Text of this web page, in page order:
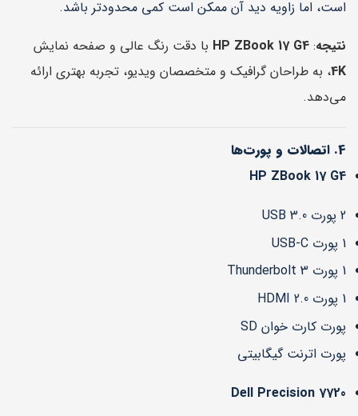
است، اما زاویه دید آن ممکن است کمی محدودتر باشد.
نتیجه:
HP ZBook 17 G4 با دقت رنگ عالی و صفحه نمایش
4K، به طراحان گرافیک و متخصصان ویدیو، تجربه بهتری ارائه
می‌دهد.
4. اتصالات و پورت‌ها
HP ZBook 17 G4
2 پورت USB 3.0
1 پورت USB-C
1 پورت Thunderbolt 3
1 پورت HDMI 2.0
پورت کارت خوان SD
پورت اترنت گیگابیتی
Dell Precision 7720